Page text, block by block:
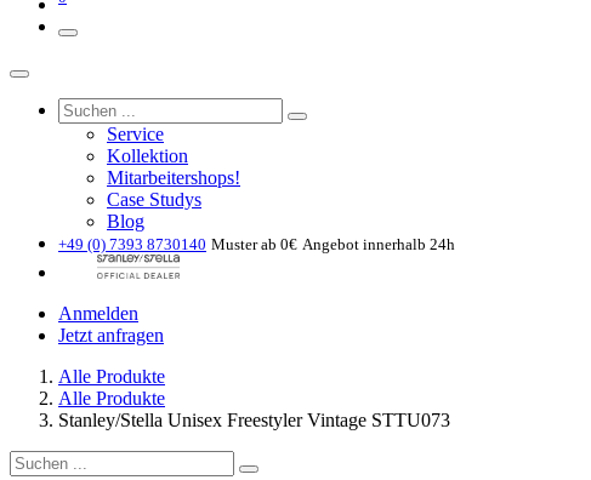
Service
Kollektion
Mitarbeitershops!
Case Studys
Blog
+49 (0) 7393 8730140 Muster ab 0€ Angebot innerhalb 24h
Anmelden
Jetzt anfragen
Alle Produkte
Alle Produkte
Stanley/Stella Unisex Freestyler Vintage STTU073